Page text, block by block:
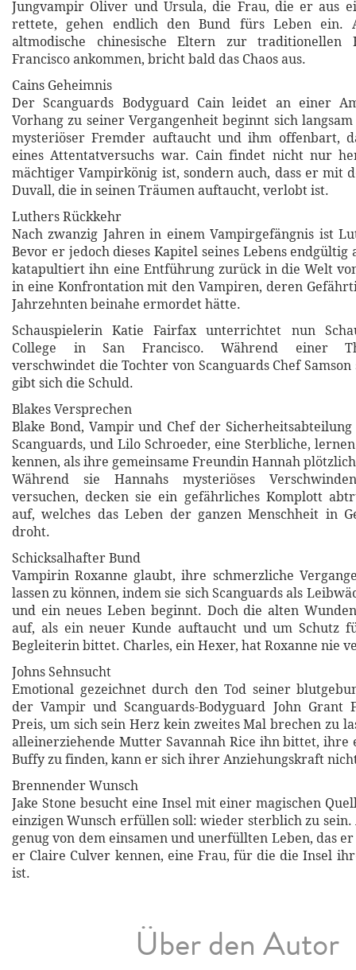
Jungvampir Oliver und Ursula, die Frau, die er aus
rettete, gehen endlich den Bund fürs Leben ein.
altmodische chinesische Eltern zur traditionellen
Francisco ankommen, bricht bald das Chaos aus.
Cains Geheimnis
Der Scanguards Bodyguard Cain leidet an einer
Vorhang zu seiner Vergangenheit beginnt sich
mysteriöser Fremder auftaucht und ihm offenbart,
eines Attentatversuchs war. Cain findet nicht nur
mächtiger Vampirkönig ist, sondern auch, dass er mit
Duvall, die in seinen Träumen auftaucht, verlobt ist.
Luthers Rückkehr
Nach zwanzig Jahren in einem Vampirgefängnis ist
Bevor er jedoch dieses Kapitel seines Lebens endgültig
katapultiert ihn eine Entführung zurück in die Welt
in eine Konfrontation mit den Vampiren, deren
Jahrzehnten beinahe ermordet hätte.
Schauspielerin Katie Fairfax unterrichtet nun
College in San Francisco. Während einer
verschwindet die Tochter von Scanguards Chef
gibt sich die Schuld.
Blakes Versprechen
Blake Bond, Vampir und Chef der
Scanguards, und Lilo Schroeder, eine Sterbliche,
kennen, als ihre gemeinsame Freundin Hannah
Während sie Hannahs mysteriöses
versuchen, decken sie ein gefährliches Komplott
auf, welches das Leben der ganzen Menschheit in
droht.
Schicksalhafter Bund
Vampirin Roxanne glaubt, ihre schmerzliche
lassen zu können, indem sie sich Scanguards als
und ein neues Leben beginnt. Doch die alten
auf, als ein neuer Kunde auftaucht und um Schutz
Begleiterin bittet. Charles, ein Hexer, hat Roxanne nie
Johns Sehnsucht
Emotional gezeichnet durch den Tod seiner
der Vampir und Scanguards-Bodyguard John Grant
Preis, um sich sein Herz kein zweites Mal brechen zu
alleinerziehende Mutter Savannah Rice ihn bittet, ihre
Buffy zu finden, kann er sich ihrer Anziehungskraft
Brennender Wunsch
Jake Stone besucht eine Insel mit einer magischen
einzigen Wunsch erfüllen soll: wieder sterblich zu
genug von dem einsamen und unerfüllten Leben, das
er Claire Culver kennen, eine Frau, für die die Insel
ist.
Über den Autor